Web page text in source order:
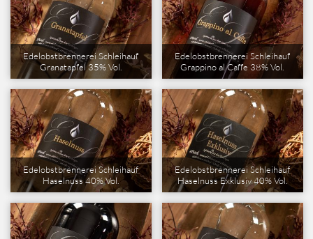
Edelobstbrennerei Schleihauf
Granatapfel 35% Vol.
Edelobstbrennerei Schleihauf
Grappino al Caffe 38% Vol.
Edelobstbrennerei Schleihauf
Haselnuss 40% Vol.
Edelobstbrennerei Schleihauf
Haselnuss Exklusiv 40% Vol.